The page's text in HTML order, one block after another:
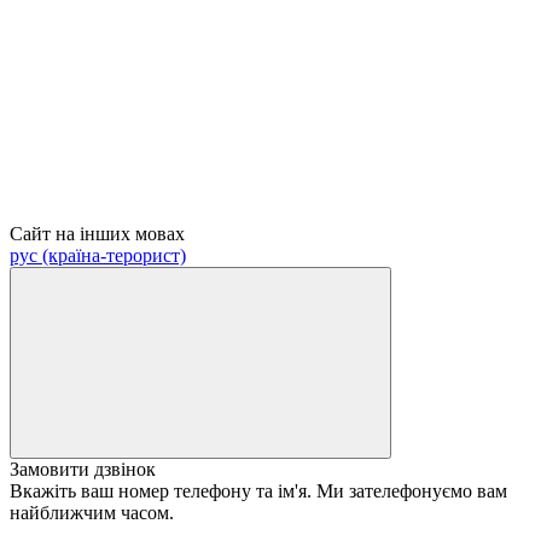
Сайт на інших мовах
рус (країна-терорист)
Замовити дзвінок
Вкажіть ваш номер телефону та ім'я. Ми зателефонуємо вам
найближчим часом.